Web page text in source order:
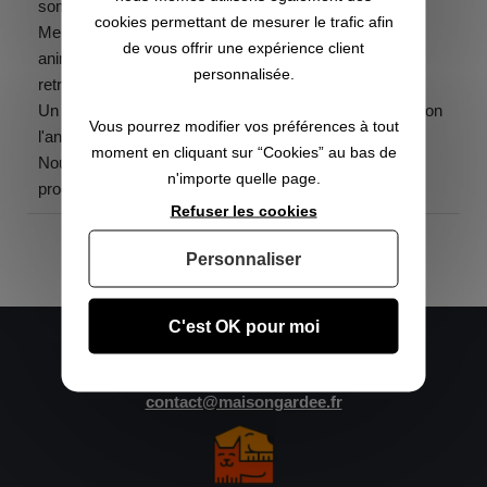
sommes ravis.
Merci Stéphane d'avoir cette possibilité de laisser nos
animaux à la maison et qu'ils soient choyés par des
retraités formidables.
Un petit coucou à Marc et Michèle qui étaient à la maison
l'année dernière.
Nous réitérerons sans problème ce concept l'année
prochaine, nous sommes satisfaits à 200%
Nous contacter :
Mobile :+33 6 25 42 38 08
contact@maisongardee.fr
cookies permettant de mesurer le trafic afin
de vous offrir une expérience client
personnalisée.
Vous pourrez modifier vos préférences à tout
moment en cliquant sur “Cookies” au bas de
n'importe quelle page.
C'est OK pour moi
Refuser les cookies
Personnaliser